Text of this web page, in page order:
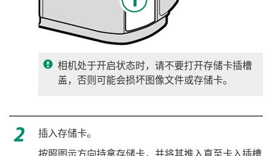
相机处于开启状态时，请不要打开存储卡插槽
盖，否则可能会损坏图像文件或存储卡。
插入存储卡。